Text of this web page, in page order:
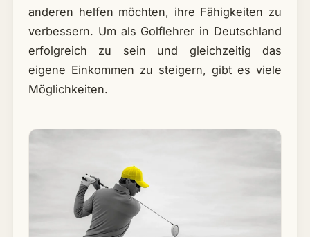
anderen helfen möchten, ihre Fähigkeiten zu
verbessern. Um als Golflehrer in Deutschland
erfolgreich zu sein und gleichzeitig das
eigene Einkommen zu steigern, gibt es viele
Möglichkeiten.